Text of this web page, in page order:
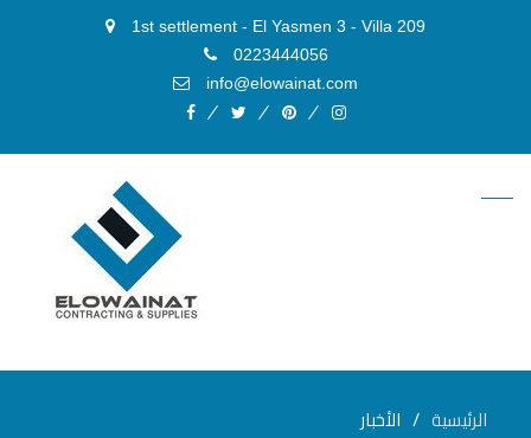
1st settlement - El Yasmen 3 - Villa 209
0223444056
info@elowainat.com
الرئيسية الأخبار